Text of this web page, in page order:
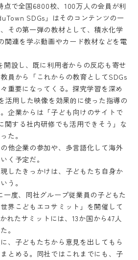
点で全国6800校、100万人の会員が利
SDGs」はそのコンテンツの一
その第一弾の教材として、積水化学
関連を学ぶ動画やカード教材などを電
開設し、既に利用者からの反応も寄せ
員から「これからの教育としてSDGs
重要になってくる。探究学習を深め
活用した映像を効果的に使った指導の
企業からは「子ども向けのサイトで
関する社内研修でも活用できそう」な
た。
他企業の参加や、多言語化して海外
く予定だ。
したきっかけは、子どもたち自身か
う。
一度、同社グループ従業員の子どもた
界こどもエコサミット」を開催して
れたサミットには、13か国から47人
。
、子どもたちから意見を出してもら
とめる。同社ではこれまでにも、子